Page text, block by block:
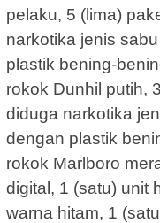
pelaku, 5 (lima)
narkotika jenis
plastik bening-
rokok Dunhil putih,
diduga narkotika
dengan plastik
rokok Marlboro
digital, 1 (satu) unit
warna hitam, 1